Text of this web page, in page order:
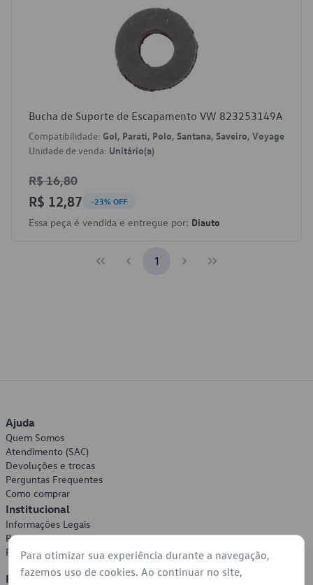
Bucha de Suporte de Escapamento VW 823253149A
Compatibilidade: Gol, Parati, Polo, Santana, Saveiro, Voyage
Unidade de venda: Unitário(a)
R$ 16,80
R$ 12,87 -23% OFF
Essa peça é vendida e entregue por: Diauto
1
Ajuda
Quem Somos
Atendimento (SAC)
Devoluções e trocas
Perguntas Frequentes
Como comprar
Institucional
Informações Legais
Política de Privacidade
Política de Cookies
Formas de Pagamento
Para otimizar sua experiência durante a navegação,
fazemos uso de cookies. Ao continuar no site,